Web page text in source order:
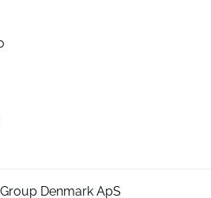
Denmark ApS